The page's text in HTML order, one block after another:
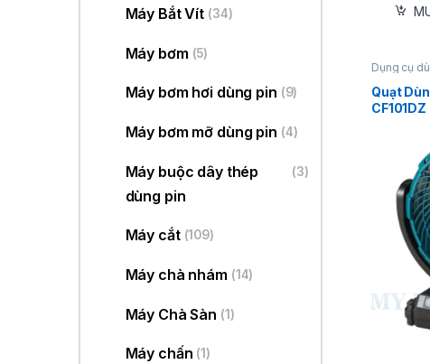
Dụng cụ
Quạt
CF101DZ
Máy Bắt Vít (34)
Máy bơm (5)
Máy bơm hơi dùng pin (9)
Máy bơm mỡ dùng pin (4)
Máy buộc dây thép
dùng pin
(3)
Máy cắt (109)
Máy chà nhám (14)
Máy Chà Sàn (1)
Máy chấn (1)